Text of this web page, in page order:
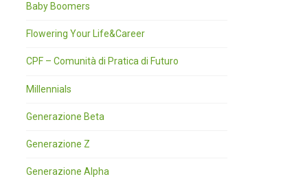
Baby Boomers
Flowering Your Life&Career
CPF – Comunità di Pratica di Futuro
Millennials
Generazione Beta
Generazione Z
Generazione Alpha